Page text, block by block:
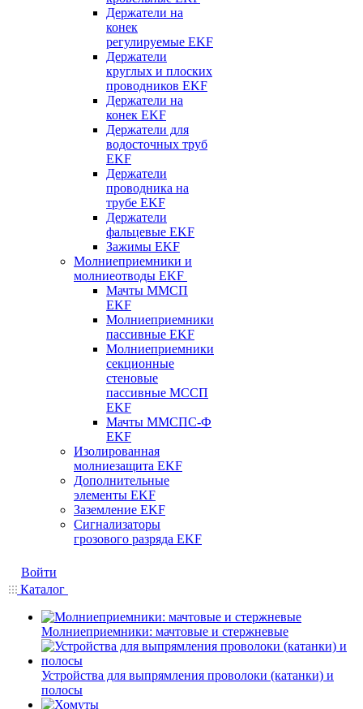
Держатели на
конек
регулируемые EKF
Держатели
круглых и плоских
проводников EKF
Держатели на
конек EKF
Держатели для
водосточных труб
EKF
Держатели
проводника на
трубе EKF
Держатели
фальцевые EKF
Зажимы EKF
Молниеприемники и
молниеотводы EKF
Мачты ММСП
EKF
Молниеприемники
пассивные EKF
Молниеприемники
секционные
стеновые
пассивные МССП
EKF
Мачты ММСПС-Ф
EKF
Изолированная
молниезащита EKF
Дополнительные
элементы EKF
Заземление EKF
Сигнализаторы
грозового разряда EKF
Войти
Каталог
Молниеприемники: мачтовые и стержневые
Устройства для выпрямления проволоки (катанки) и
полосы